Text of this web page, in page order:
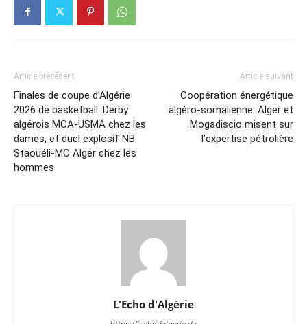
Article précédent
Finales de coupe d’Algérie
2026 de basketball: Derby
algérois MCA-USMA chez les
dames, et duel explosif NB
Staouéli-MC Alger chez les
hommes
Article suivant
Coopération énergétique
algéro-somalienne: Alger et
Mogadiscio misent sur
l’expertise pétrolière
L'Echo d'Algérie